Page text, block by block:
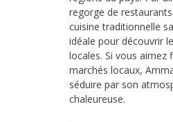
regorge de
cuisine traditionnelle
idéale pour découvrir
locales. Si vous aimez
marchés locaux,
séduire par son
chaleureuse.